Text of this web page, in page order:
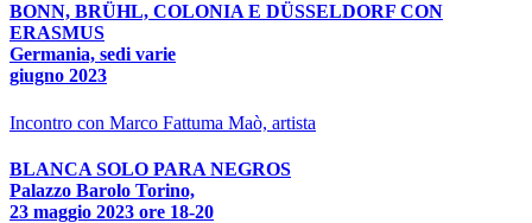
BONN, BRÜHL, COLONIA E DÜSSELDORF CON
ERASMUS
Germania, sedi varie
giugno 2023
Incontro con Marco Fattuma Maò, artista
BLANCA SOLO PARA NEGROS
Palazzo Barolo Torino,
23 maggio 2023 ore 18-20